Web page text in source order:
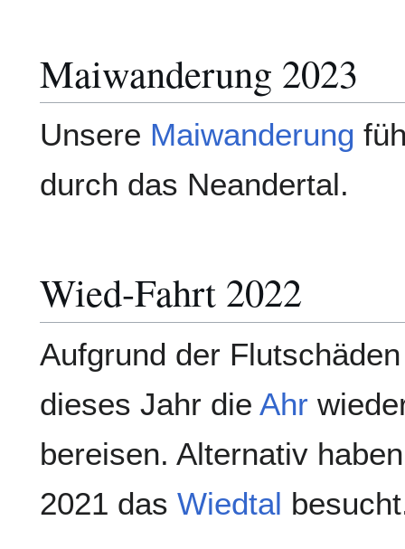
Maiwanderung 2023
Unsere Maiwanderung
durch das Neandertal.
Wied-Fahrt 2022
Aufgrund der
dieses Jahr die Ahr
bereisen. Alternativ
2021 das Wiedtal